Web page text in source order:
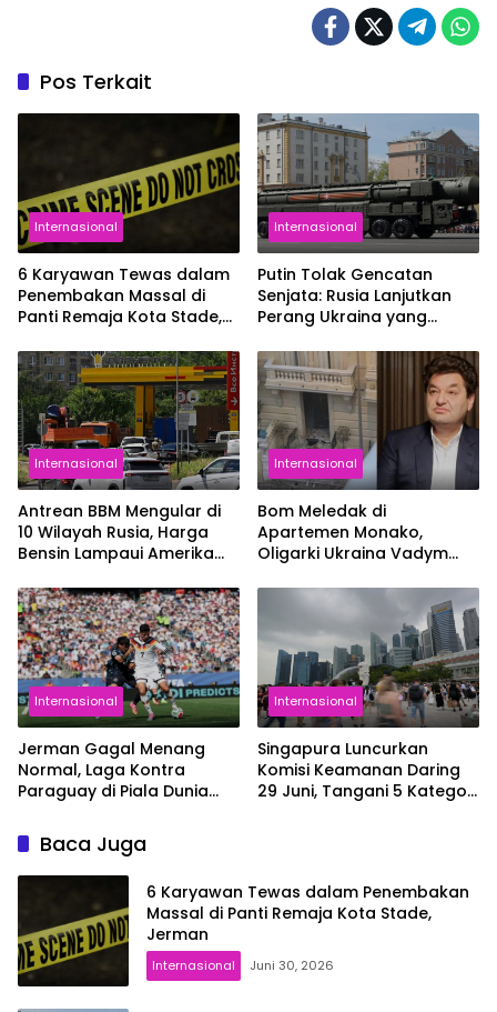
Pos Terkait
Internasional
6 Karyawan Tewas dalam
Penembakan Massal di
Panti Remaja Kota Stade,
Internasional
Putin Tolak Gencatan
Senjata: Rusia Lanjutkan
Perang Ukraina yang
Tahun
Internasional
Antrean BBM Mengular di
10 Wilayah Rusia, Harga
Bensin Lampaui Amerika
Internasional
Bom Meledak di
Apartemen Monako,
Oligarki Ukraina Vadym
Internasional
Jerman Gagal Menang
Normal, Laga Kontra
Paraguay di Piala Dunia
Tambahan
Internasional
Singapura Luncurkan
Komisi Keamanan Daring
29 Juni, Tangani 5 Kategori
Baca Juga
6 Karyawan Tewas dalam Penembakan
Massal di Panti Remaja Kota Stade,
Jerman
Internasional Juni 30, 2026